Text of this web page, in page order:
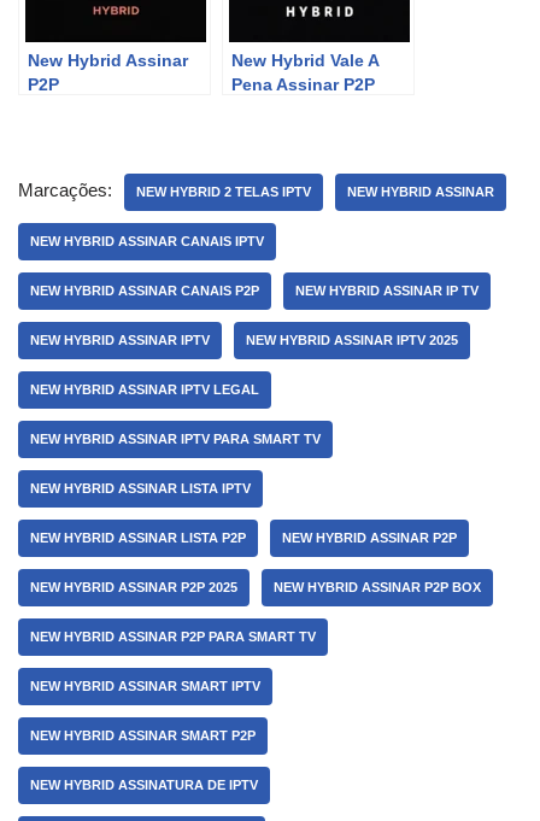
New Hybrid Assinar
P2P
New Hybrid Vale A
Pena Assinar P2P
Marcações: NEW HYBRID 2 TELAS IPTV NEW HYBRID ASSINAR
NEW HYBRID ASSINAR CANAIS IPTV
NEW HYBRID ASSINAR CANAIS P2P NEW HYBRID ASSINAR IP TV
NEW HYBRID ASSINAR IPTV NEW HYBRID ASSINAR IPTV 2025
NEW HYBRID ASSINAR IPTV LEGAL
NEW HYBRID ASSINAR IPTV PARA SMART TV
NEW HYBRID ASSINAR LISTA IPTV
NEW HYBRID ASSINAR LISTA P2P NEW HYBRID ASSINAR P2P
NEW HYBRID ASSINAR P2P 2025 NEW HYBRID ASSINAR P2P BOX
NEW HYBRID ASSINAR P2P PARA SMART TV
NEW HYBRID ASSINAR SMART IPTV
NEW HYBRID ASSINAR SMART P2P
NEW HYBRID ASSINATURA DE IPTV